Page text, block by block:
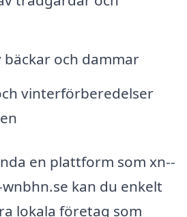
bäckar och dammar
vinterförberedelser
en plattform som xn--
kan du enkelt
lokala företag som